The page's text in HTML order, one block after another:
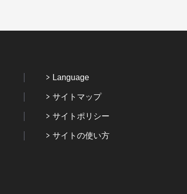
Language
サイトマップ
サイトポリシー
サイトの使い方